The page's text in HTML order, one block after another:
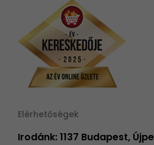
Elérhetőségek
Irodánk: 1137 Budapest,